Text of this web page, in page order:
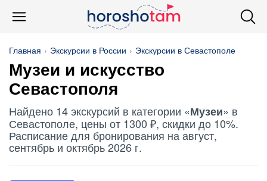
Главная Экскурсии в России Экскурсии в Севастополе
Музеи и искусство
Севастополя
Найдено 14 экскурсий в категории «Музеи» в
Севастополе, цены от 1300 ₽, скидки до 10%.
Расписание для бронирования на август,
сентябрь и октябрь 2026 г.